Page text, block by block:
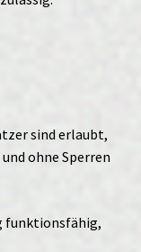
sind erlaubt,
ohne Sperren
funktionsfähig,